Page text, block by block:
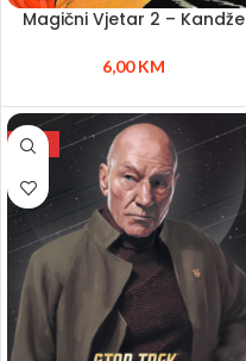
Magični Vjetar 2 – Kandže
6,00KM
NEW